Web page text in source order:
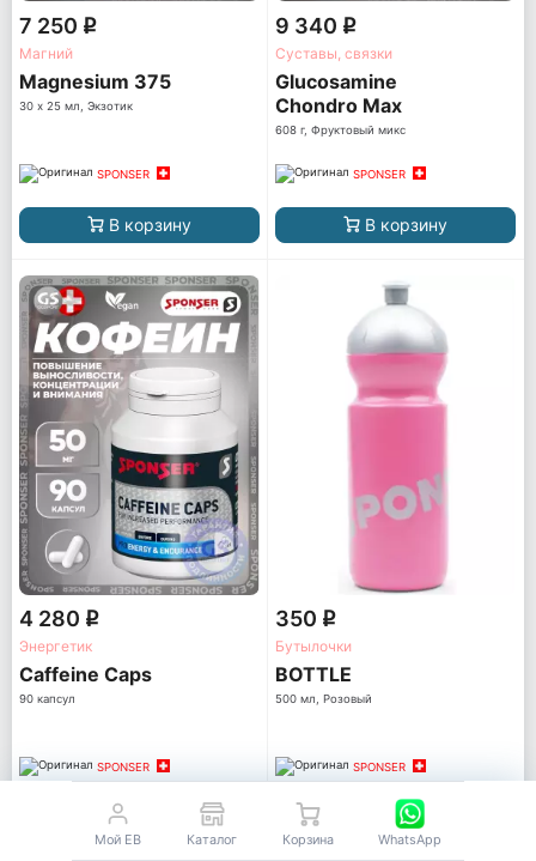
7 250 q
Магний
Magnesium 375
30 х 25 мл, Экзотик
SPONSER
В корзину
9 340 q
Суставы, связки
Glucosamine
Chondro Max
608 г, Фруктовый микс
SPONSER
В корзину
4 280 q
Энергетик
Caffeine Caps
90 капсул
SPONSER
В корзину
350 q
Бутылочки
BOTTLE
500 мл, Розовый
SPONSER
В корзину
Мой EB Каталог Корзина WhatsApp